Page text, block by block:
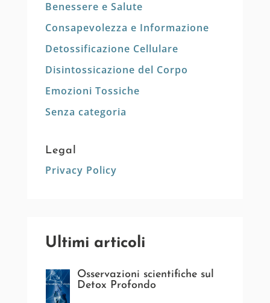
Benessere e Salute
Consapevolezza e Informazione
Detossificazione Cellulare
Disintossicazione del Corpo
Emozioni Tossiche
Senza categoria
Legal
Privacy Policy
Ultimi articoli
Osservazioni scientifiche sul
Detox Profondo